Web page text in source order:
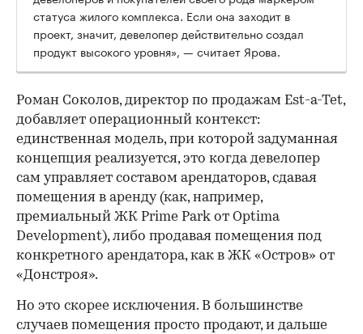
статуса жилого комплекса. Если она заходит в
проект, значит, девелопер действительно создал
продукт высокого уровня», — считает Ярова.
Роман Соколов, директор по продажам Est-a-Tet,
добавляет операционный контекст:
единственная модель, при которой задуманная
концепция реализуется, это когда девелопер
сам управляет составом арендаторов, сдавая
помещения в аренду (как, например,
премиальный ЖК Prime Park от Optima
Development), либо продавая помещения под
конкретного арендатора, как в ЖК «Остров» от
«Донстроя».
Но это скорее исключения. В большинстве
случаев помещения просто продают, и дальше